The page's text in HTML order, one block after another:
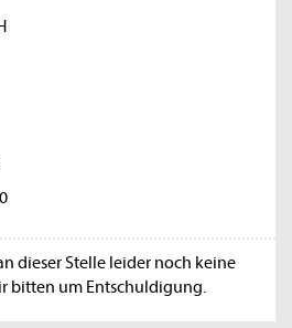
dieser Stelle leider noch keine
bitten um Entschuldigung.